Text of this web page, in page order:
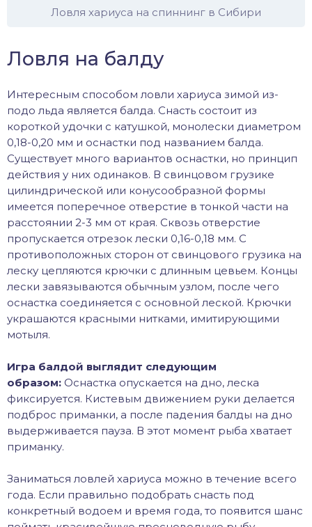
Ловля хариуса на спиннинг в Сибири
Ловля на балду
Интересным способом ловли хариуса зимой из-
подо льда является балда. Снасть состоит из
короткой удочки с катушкой, монолески диаметром
0,18-0,20 мм и оснастки под названием балда.
Существует много вариантов оснастки, но принцип
действия у них одинаков. В свинцовом грузике
цилиндрической или конусообразной формы
имеется поперечное отверстие в тонкой части на
расстоянии 2-3 мм от края. Сквозь отверстие
пропускается отрезок лески 0,16-0,18 мм. С
противоположных сторон от свинцового грузика на
леску цепляются крючки с длинным цевьем. Концы
лески завязываются обычным узлом, после чего
оснастка соединяется с основной леской. Крючки
украшаются красными нитками, имитирующими
мотыля.
Игра балдой выглядит следующим
образом: Оснастка опускается на дно, леска
фиксируется. Кистевым движением руки делается
подброс приманки, а после падения балды на дно
выдерживается пауза. В этот момент рыба хватает
приманку.
Заниматься ловлей хариуса можно в течение всего
года. Если правильно подобрать снасть под
конкретный водоем и время года, то появится шанс